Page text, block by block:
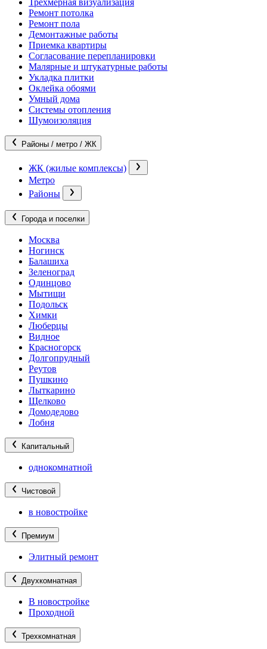
Трехмерная визуализация
Ремонт потолка
Ремонт пола
Демонтажные работы
Приемка квартиры
Согласование перепланировки
Малярные и штукатурные работы
Укладка плитки
Оклейка обоями
Умный дома
Системы отопления
Шумоизоляция
Районы / метро / ЖК
ЖК (жилые комплексы)
Метро
Районы
Города и поселки
Москва
Ногинск
Балашиха
Зеленоград
Одинцово
Мытищи
Подольск
Химки
Люберцы
Видное
Красногорск
Долгопрудный
Реутов
Пушкино
Лыткарино
Щелково
Домодедово
Лобня
Капитальный
однокомнатной
Чистовой
в новостройке
Премиум
Элитный ремонт
Двухкомнатная
В новостройке
Проходной
Трехкомнатная